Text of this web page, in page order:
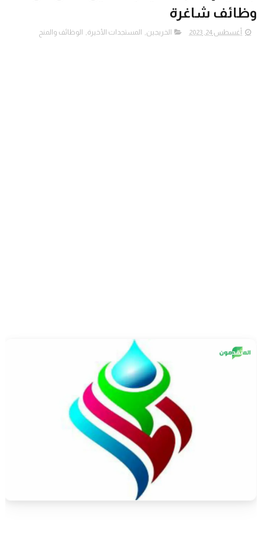
وظائف شاغرة
أغسطس 24, 2023 الخريجين, المستجدات الأخيرة, الوظائف والمنح